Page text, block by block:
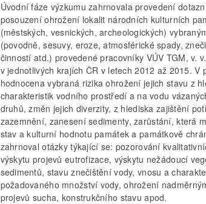
Úvodní fáze výzkumu zahrnovala provedení
posouzení ohrožení lokalit národních kulturních
(městských, vesnických, archeologických)
(povodně, sesuvy, eroze, atmosférické spady,
činností atd.) provedené pracovníky VÚV TGM, v.
v jednotlivých krajích ČR v letech 2012 až 2015.
hodnocena vybraná rizika ohrožení jejich stavu z
charakteristik vodního prostředí a na vodu
druhů, změn jejich diverzity, z hlediska zajištění
zazemnění, zanesení sedimenty, zarůstání, která
stav a kulturní hodnotu památek a památkově
zahrnoval otázky týkající se: pozorování
výskytu projevů eutrofizace, výskytu nežádoucí
sedimentů, stavu znečištění vody, vnosu a
požadovaného množství vody, ohrožení
projevů sucha, konstrukčního stavu apod.